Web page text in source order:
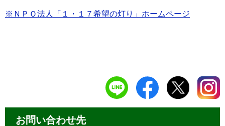
※ＮＰＯ法人「１・１７希望の灯り」ホームページ
お問い合わせ先